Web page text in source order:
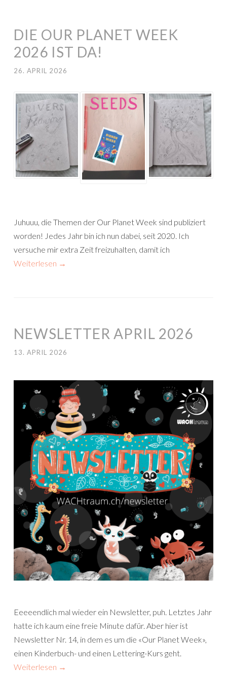
DIE OUR PLANET WEEK
2026 IST DA!
26. APRIL 2026
Juhuuu, die Themen der Our Planet Week sind publiziert
worden! Jedes Jahr bin ich nun dabei, seit 2020. Ich
versuche mir extra Zeit freizuhalten, damit ich
Weiterlesen →
NEWSLETTER APRIL 2026
13. APRIL 2026
Eeeeendlich mal wieder ein Newsletter, puh. Letztes Jahr
hatte ich kaum eine freie Minute dafür. Aber hier ist
Newsletter Nr. 14, in dem es um die «Our Planet Week»,
einen Kinderbuch- und einen Lettering-Kurs geht.
Weiterlesen →